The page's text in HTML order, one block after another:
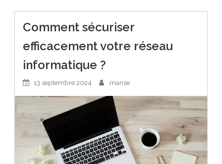
Comment sécuriser
efficacement votre réseau
informatique ?
13 septembre 2024 marise